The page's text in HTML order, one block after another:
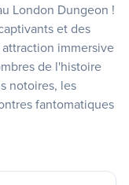
London Dungeon !
et des
immersive
de l'histoire
notoires, les
fantomatiques